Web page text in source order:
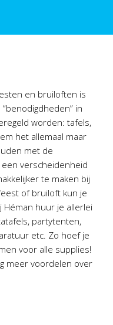
en bruiloften is
in
worden: tafels,
het allemaal maar
met de
verscheidenheid
te maken bij
of bruiloft kun je
huur je allerlei
partytenten,
etc. Zo hoef je
voor alle supplies!
meer voordelen over